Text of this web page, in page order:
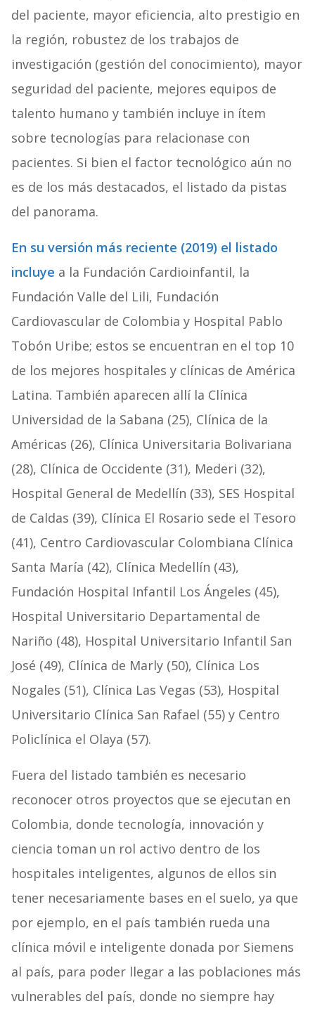
del paciente, mayor eficiencia, alto prestigio en
la región, robustez de los trabajos de
investigación (gestión del conocimiento), mayor
seguridad del paciente, mejores equipos de
talento humano y también incluye in ítem
sobre tecnologías para relacionase con
pacientes. Si bien el factor tecnológico aún no
es de los más destacados, el listado da pistas
del panorama.
En su versión más reciente (2019) el listado
incluye a la Fundación Cardioinfantil, la
Fundación Valle del Lili, Fundación
Cardiovascular de Colombia y Hospital Pablo
Tobón Uribe; estos se encuentran en el top 10
de los mejores hospitales y clínicas de América
Latina. También aparecen allí la Clínica
Universidad de la Sabana (25), Clínica de la
Américas (26), Clínica Universitaria Bolivariana
(28), Clínica de Occidente (31), Mederi (32),
Hospital General de Medellín (33), SES Hospital
de Caldas (39), Clínica El Rosario sede el Tesoro
(41), Centro Cardiovascular Colombiana Clínica
Santa María (42), Clínica Medellín (43),
Fundación Hospital Infantil Los Ángeles (45),
Hospital Universitario Departamental de
Nariño (48), Hospital Universitario Infantil San
José (49), Clínica de Marly (50), Clínica Los
Nogales (51), Clínica Las Vegas (53), Hospital
Universitario Clínica San Rafael (55) y Centro
Policlínica el Olaya (57).
Fuera del listado también es necesario
reconocer otros proyectos que se ejecutan en
Colombia, donde tecnología, innovación y
ciencia toman un rol activo dentro de los
hospitales inteligentes, algunos de ellos sin
tener necesariamente bases en el suelo, ya que
por ejemplo, en el país también rueda una
clínica móvil e inteligente donada por Siemens
al país, para poder llegar a las poblaciones más
vulnerables del país, donde no siempre hay